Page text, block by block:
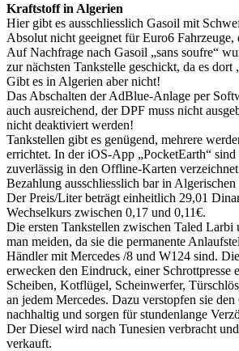
Kraftstoff in Algerien
Hier gibt es ausschliesslich Gasoil mit
Absolut nicht geeignet für Euro6
Auf Nachfrage nach Gasoil „sans soufre“
zur nächsten Tankstelle geschickt, da es dort
Gibt es in Algerien aber nicht!
Das Abschalten der AdBlue-Anlage per
auch ausreichend, der DPF muss nicht
nicht deaktiviert werden!
Tankstellen gibt es genügend, mehrere
errichtet. In der iOS-App „PocketEarth“ sind
zuverlässig in den Offline-Karten
Bezahlung ausschliesslich bar in Algerischen
Der Preis/Liter beträgt einheitlich 29,01
Wechselkurs zwischen 0,17 und 0,11€.
Die ersten Tankstellen zwischen Taled Larbi
man meiden, da sie die permanente
Händler mit Mercedes /8 und W124 sind.
erwecken den Eindruck, einer Schrottpresse
Scheiben, Kotflügel, Scheinwerfer,
an jedem Mercedes. Dazu verstopfen sie
nachhaltig und sorgen für stundenlange
Der Diesel wird nach Tunesien verbracht
verkauft.